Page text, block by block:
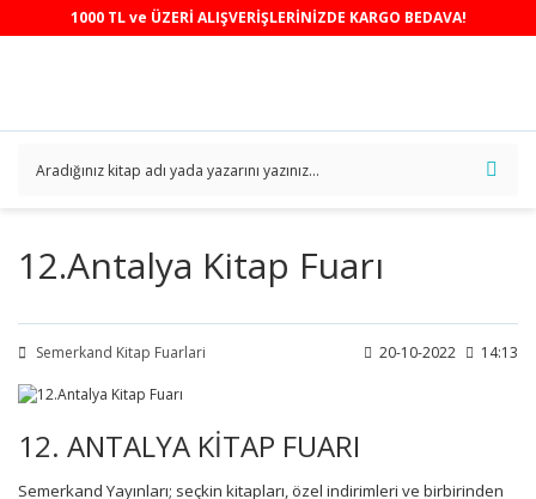
1000 TL ve ÜZERİ ALIŞVERİŞLERİNİZDE KARGO BEDAVA!
12.Antalya Kitap Fuarı
Semerkand Kitap Fuarlari 20-10-2022 14:13
12. ANTALYA KİTAP FUARI
Semerkand Yayınları; seçkin kitapları, özel indirimleri ve birbirinden